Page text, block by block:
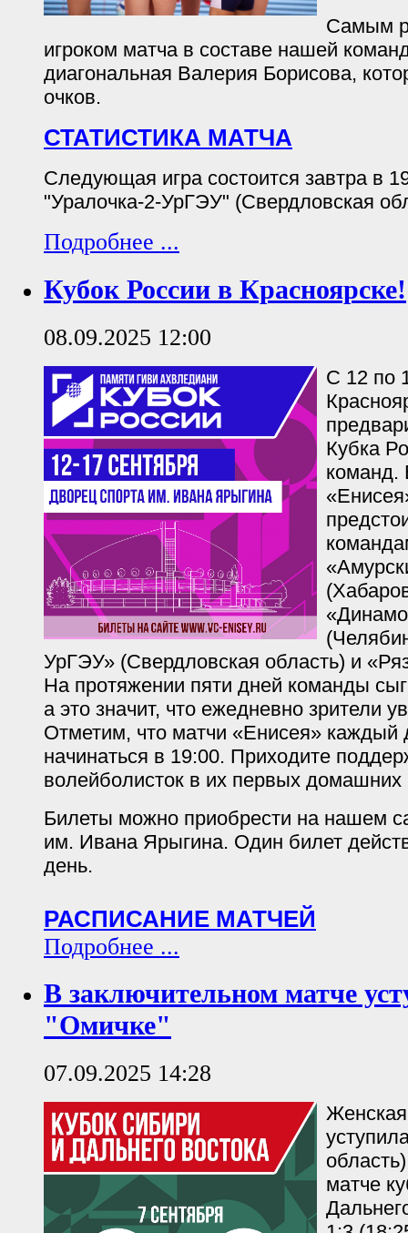
Самым
игроком матча в составе нашей
диагональная Валерия Борисова,
очков.
СТАТИСТИКА МАТЧА
Следующая игра состоится завтра в
"Уралочка-2-УрГЭУ" (Свердловская
Подробнее ...
Кубок России в Красноярске!
08.09.2025 12:00
С 12 по
Кубка
команд.
УрГЭУ» (Свердловская область) и
На протяжении пяти дней команды
а это значит, что ежедневно зрители
Отметим, что матчи «Енисея» каждый
начинаться в 19:00. Приходите
волейболисток в их первых домашних
Билеты можно приобрести на нашем
им. Ивана Ярыгина. Один билет
день.
РАСПИСАНИЕ МАТЧЕЙ
Подробнее ...
В заключительном матче
"Омичке"
07.09.2025 14:28
матче